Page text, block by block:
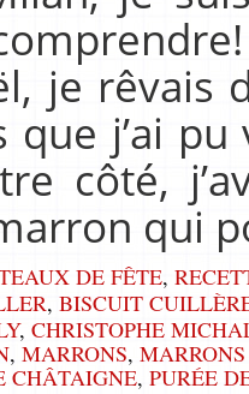
je rêvais
que j’ai
côté,
qui
DE FÊTE,
, BISCUIT
, CHRISTOPHE
, MARRONS,
CHÂTAIGNE, PURÉE